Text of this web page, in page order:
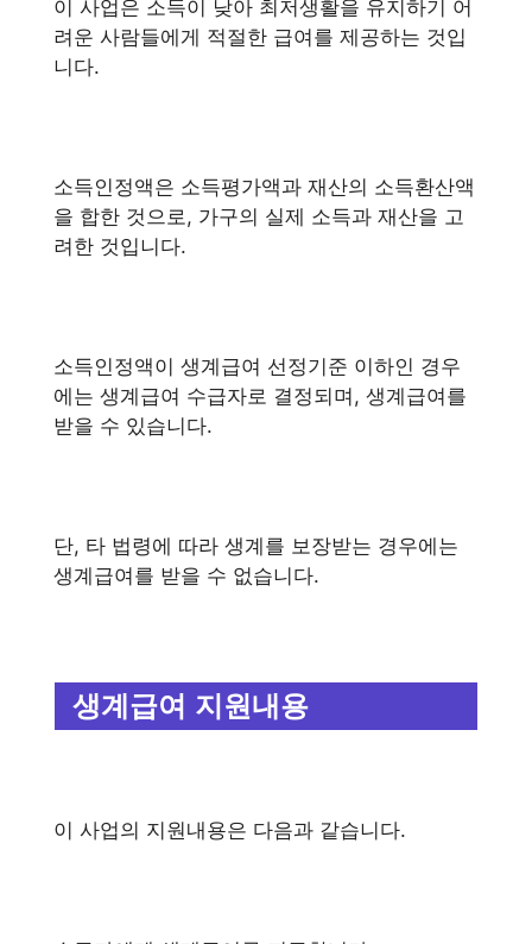
이 사업은 소득이 낮아 최저생활을 유지하기 어
려운 사람들에게 적절한 급여를 제공하는 것입
니다.
소득인정액은 소득평가액과 재산의 소득환산액
을 합한 것으로, 가구의 실제 소득과 재산을 고
려한 것입니다.
소득인정액이 생계급여 선정기준 이하인 경우
에는 생계급여 수급자로 결정되며, 생계급여를
받을 수 있습니다.
단, 타 법령에 따라 생계를 보장받는 경우에는
생계급여를 받을 수 없습니다.
생계급여 지원내용
이 사업의 지원내용은 다음과 같습니다.